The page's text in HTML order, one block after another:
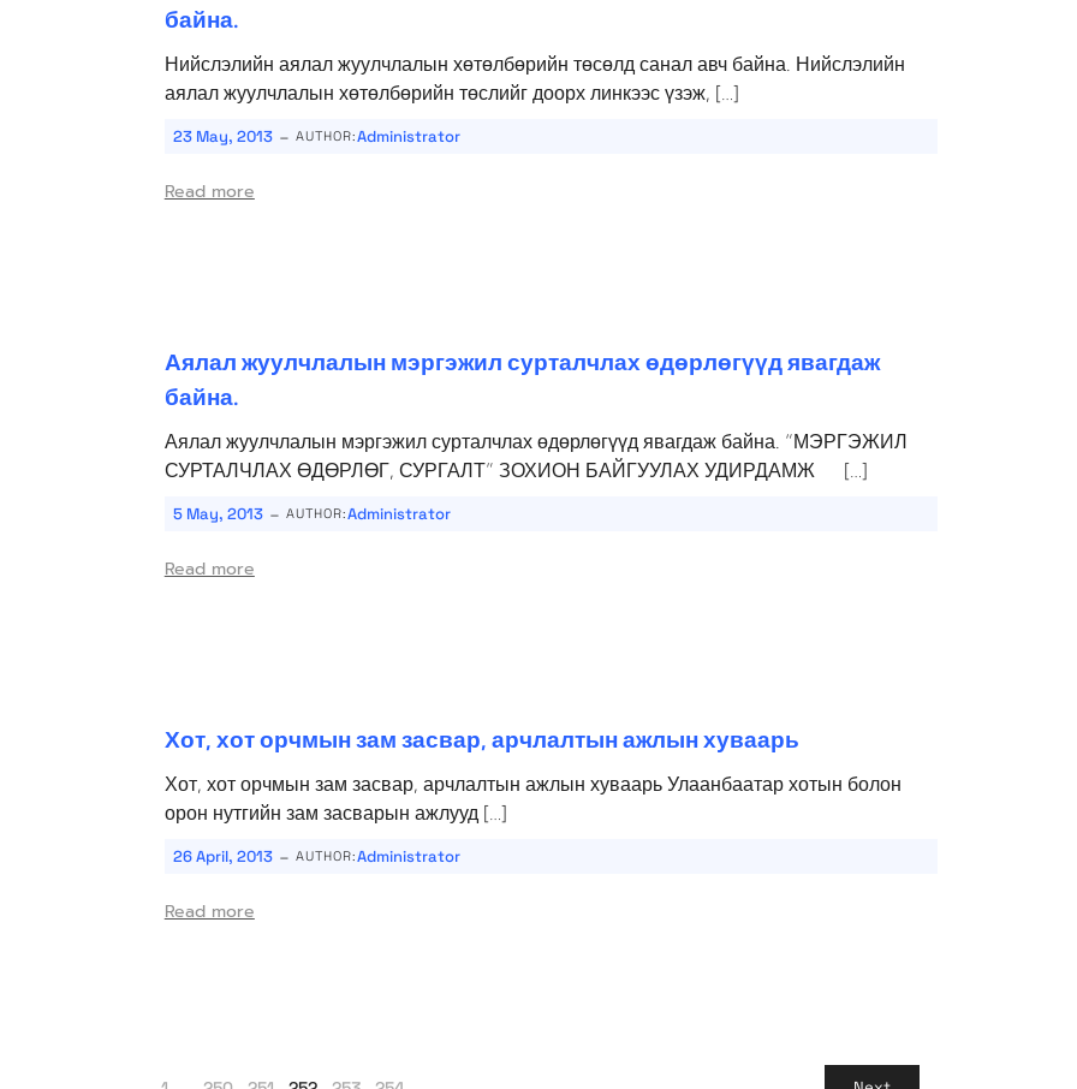
байна.
Нийслэлийн аялал жуулчлалын хөтөлбөрийн төсөлд санал авч байна. Нийслэлийн
аялал жуулчлалын хөтөлбөрийн төслийг доорх линкээс үзэж, […]
23 May, 2013 - AUTHOR:Administrator
Read more
Аялал жуулчлалын мэргэжил сурталчлах өдөрлөгүүд явагдаж
байна.
Аялал жуулчлалын мэргэжил сурталчлах өдөрлөгүүд явагдаж байна. “МЭРГЭЖИЛ
СУРТАЛЧЛАХ ӨДӨРЛӨГ, СУРГАЛТ” ЗОХИОН БАЙГУУЛАХ УДИРДАМЖ […]
5 May, 2013 - AUTHOR:Administrator
Read more
Хот, хот орчмын зам засвар, арчлалтын ажлын хуваарь
Хот, хот орчмын зам засвар, арчлалтын ажлын хуваарь Улаанбаатар хотын болон
орон нутгийн зам засварын ажлууд […]
26 April, 2013 - AUTHOR:Administrator
Read more